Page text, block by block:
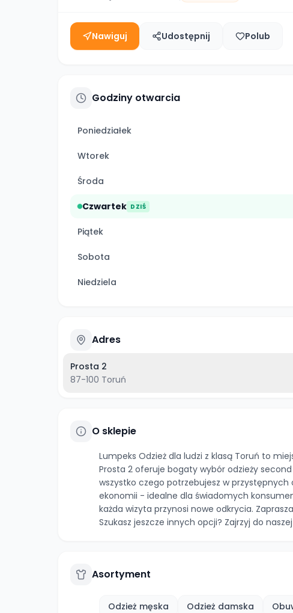
Nawiguj Udostępnij Polub
Godziny otwarcia
Poniedziałek
Wtorek
Środa
Czwartek DZIŚ
Piątek
Sobota
Niedziela
Adres
Prosta 2
87-100 Toruń
O sklepie
Lumpeks Odzież dla ludzi z klasą Toruń to
Prosta 2 oferuje bogaty wybór odzieży
wszystko czego potrzebujesz w
ekonomii - idealne dla świadomych
każda wizyta przynosi nowe odkrycia.
Szukasz jeszcze innych opcji? Zajrzyj do
Asortyment
Odzież męska Odzież damska